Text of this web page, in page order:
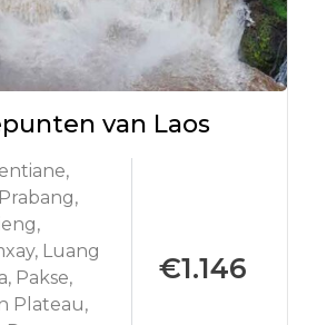
van Laos
,
,
,
, Luang
, Pakse,
Plateau,
€1.146